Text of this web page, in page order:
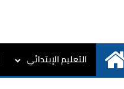
الرئيسية
التعليم الإبتدائي